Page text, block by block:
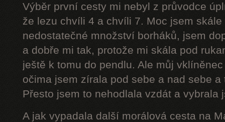
Výběr první cesty mi nebyl z průvodce
že lezu chvíli 4 a chvíli 7. Moc jsem
nedostatečné množství borháků, jsem
a dobře mi tak, protože mi skála pod
ještě k tomu do pendlu. Ale můj
očima jsem zírala pod sebe a nad sebe
Přesto jsem to nehodlala vzdát a vybrala
A jak vypadala další morálová cesta na